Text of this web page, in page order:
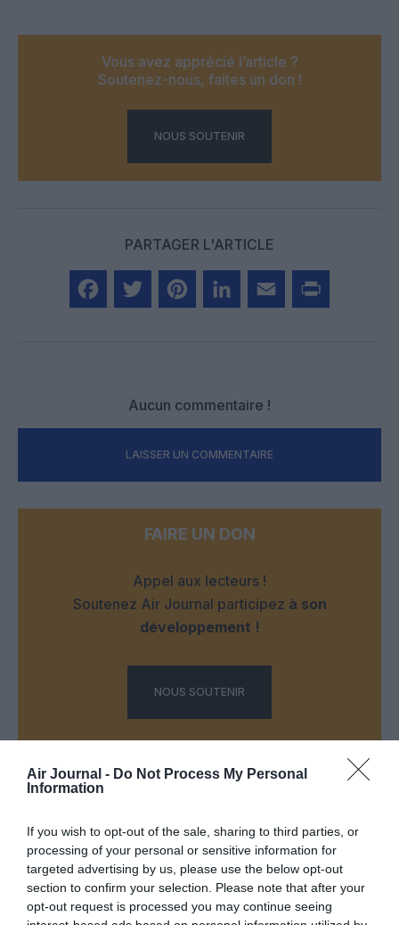
Air Journal - Do Not Process My Personal
Information
If you wish to opt-out of the sale, sharing to third parties, or
processing of your personal or sensitive information for
targeted advertising by us, please use the below opt-out
section to confirm your selection. Please note that after your
opt-out request is processed you may continue seeing
Vous avez apprécié l’article ?
Soutenez-nous, faites un don !
NOUS SOUTENIR
PARTAGER L'ARTICLE
Aucun commentaire !
LAISSER UN COMMENTAIRE
FAIRE UN DON
Appel aux lecteurs !
Soutenez Air Journal participez à son
développement !
NOUS SOUTENIR
DERNIERS COMMENTAIRES
Mathématiquesa commenté l'article :